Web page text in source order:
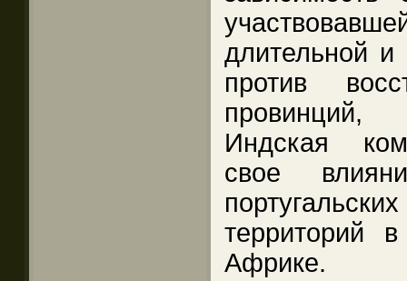
длительной и
против
провинций,
Индская
свое
территорий
Африке.